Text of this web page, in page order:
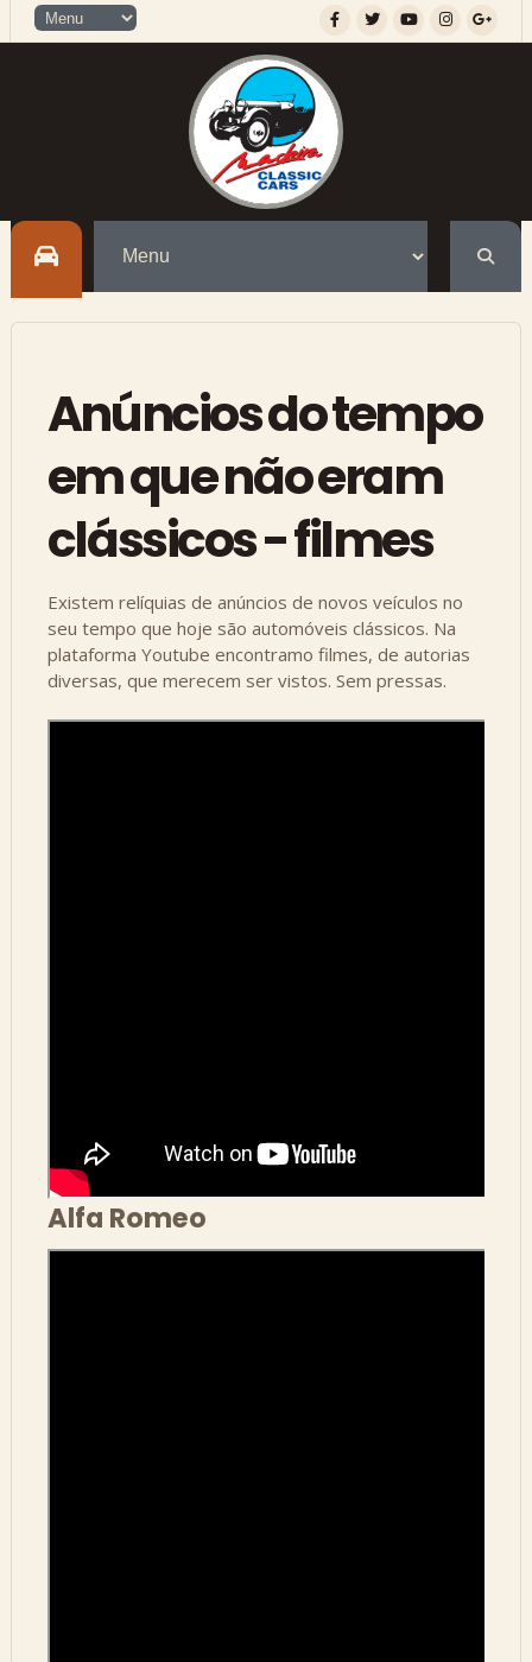
Anúncios do tempo
em que não eram
clássicos - filmes
Existem relíquias de anúncios de novos veículos no
seu tempo que hoje são automóveis clássicos. Na
plataforma Youtube encontramo filmes, de autorias
diversas, que merecem ser vistos. Sem pressas.
Alfa Romeo